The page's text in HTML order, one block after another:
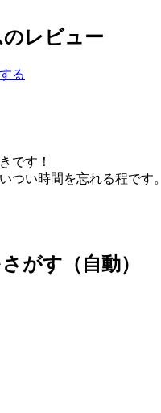
レビュー
る
です！
つい時間を忘れる程です。
がす（自動）